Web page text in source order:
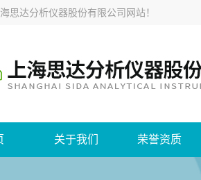
海思达分析仪器股份有限公司网站！
关于我们 荣誉资质